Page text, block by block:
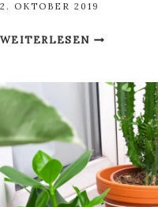
2. OKTOBER 2019
WEITERLESENDIY
BETT
TABLETT
SELBER
MACHEN